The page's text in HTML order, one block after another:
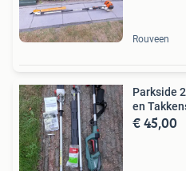
Rouveen
Parkside
en
€ 45,00